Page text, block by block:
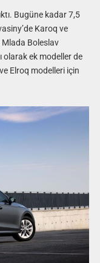
Bugüne kadar 7,5
Karoq ve
Mlada Boleslav
olarak ek modeller de
Elroq modelleri için